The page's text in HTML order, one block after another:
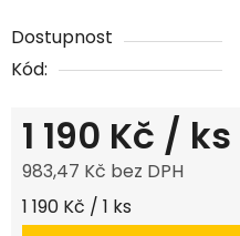
Dostupnost
Kód:
1 190 Kč / ks
983,47 Kč bez DPH
Měrná cena:
1 190 Kč / 1 ks